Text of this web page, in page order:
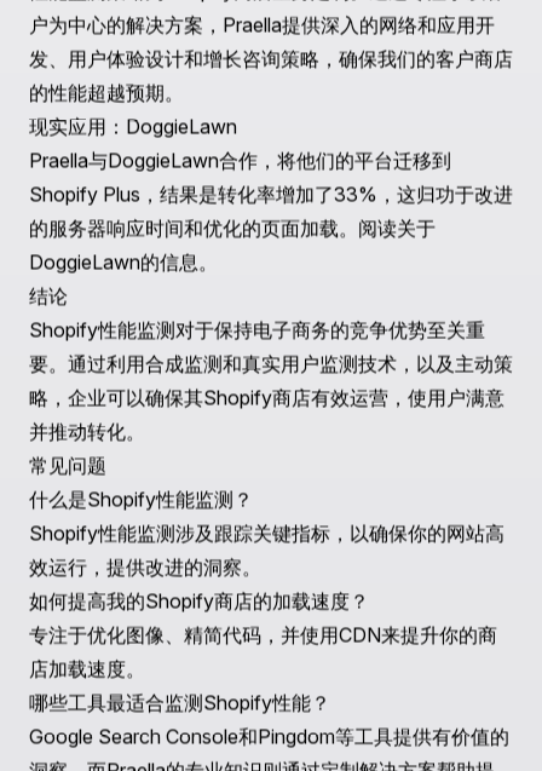
精简代码库：删除不必要的代码，自动执行定期代码审
查，确保你网站的后端得到优化。
优化图像和多媒体
面加载密度而不影响质量。
部署内容分发网络（CDN） ：实施CDN可以利用离你受
众地理位置更近的服务器，确保更快的加载时间。
持续测试：实施合成监测和RUM策略，定期测试并改善
网站的所有元素。
Praella的性能监测方法
Praella在支持电子商务企业方面表现出色，利用全面的
性能监测策略为Shopify商店量身定制。通过专注于以客
户为中心的解决方案，Praella提供深入的网络和应用开
发、用户体验设计和增长咨询策略，确保我们的客户商店
的性能超越预期。
现实应用：DoggieLawn
Praella与DoggieLawn合作，将他们的平台迁移到
Shopify Plus，结果是转化率增加了33%，这归功于改进
的服务器响应时间和优化的页面加载。阅读关于
DoggieLawn的信息。
结论
Shopify性能监测对于保持电子商务的竞争优势至关重
要。通过利用合成监测和真实用户监测技术，以及主动策